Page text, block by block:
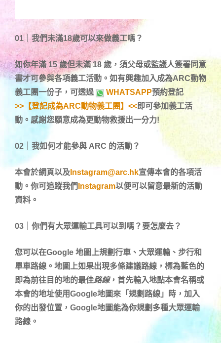
01｜我們未滿18歲可以來做義工嗎？
如你年滿 15 歲但未滿 18 歲，須父母或監護人簽署同意
書才可參與各項義工活動。 如有興趣加入成為ARC動物
義工團一份子，可透過
WHATSAPP預約登記
>>【登記成為ARC動物義工團】<<即可參加義工活
動。感謝您願意成為更動物救援出一分力!
02｜我如何才能參與 ARC 的活動？
本會於網頁以及 Instagram@arc.hk宣傳本會的各項活
動。你可追蹤我們 Instagram以便可以留意最新的活動
資料。
03｜你們有大眾運輸工具可以到嗎？要怎麼去？
您可以在Google 地圖上規劃行車、大眾運輸、步行和
單車路線。地圖上如果出現多條建議路線，標為藍色的
即為前往目的地的最佳路線，首先輸入地點本會名稱或
本會的地址使用Google地圖來「規劃路線」時，加入
你的出發位置，Google地圖能為你規劃多種大眾運輸
路線。